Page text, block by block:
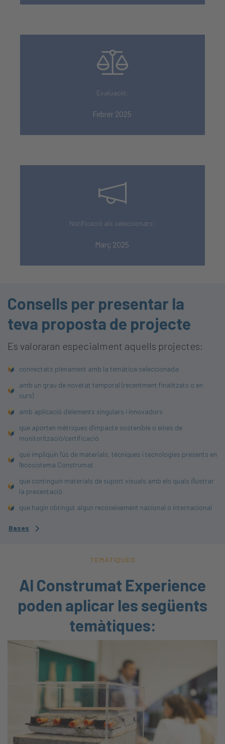
Evaluació:
Febrer 2025
Notificació als seleccionats:
Març 2025
Consells per presentar la
teva proposta de projecte
Es valoraran especialment aquells projectes:
connectats plenament amb la temàtica seleccionada
amb un grau de novetat temporal (recentment finalitzats o en
curs)
amb aplicació d’elements singulars i innovadors
que aporten mètriques d'impacte sostenible o eines de
monitorització/certificació
que impliquin l'ús de materials, tècniques i tecnologies presents en
l'ecosistema Construmat
que continguin materials de suport visuals amb els quals il·lustrar
la presentació
que hagin obtingut algun reconeixement nacional o internacional
Bases
TEMÀTIQUES
Al Construmat Experience
poden aplicar les següents
temàtiques: